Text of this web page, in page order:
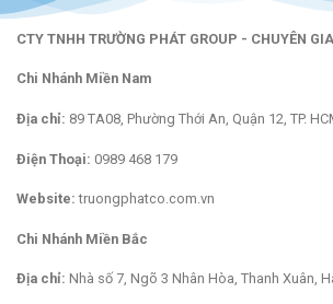
CTY TNHH TRƯỜNG PHÁT GROUP - CHUYÊN
Chi Nhánh Miền Nam
Địa chỉ: 89 TA08, Phường Thới An, Quận 12, TP.
Điện Thoại: 0989 468 179
Website: truongphatco.com.vn
Chi Nhánh Miền Bắc
Địa chỉ: Nhà số 7, Ngõ 3 Nhân Hòa, Thanh Xuân,